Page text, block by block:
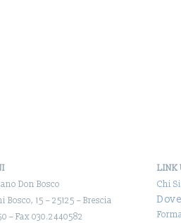
Don Bosco
Bosco, 15 – 25125 – Brescia
– Fax 030.2440582
LINK
Chi